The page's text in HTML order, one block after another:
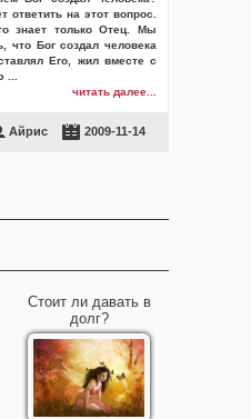
ответить на этот вопрос.
знает только Отец. Мы
что Бог создал человека
Его, жил вместе с
читать далее...
Айрис 2009-11-14
Стоит ли давать в
долг?